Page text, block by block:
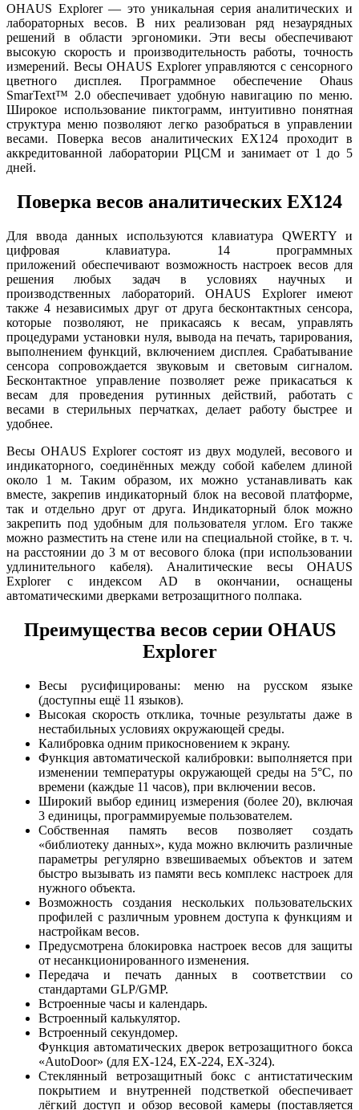
OHAUS Explorer — это уникальная серия аналитических и
лабораторных весов. В них реализован ряд незаурядных
решений в области эргономики. Эти весы обеспечивают
высокую скорость и производительность работы, точность
измерений. Весы OHAUS Explorer управляются с сенсорного
цветного дисплея. Программное обеспечение Ohaus
SmarText™ 2.0 обеспечивает удобную навигацию по меню.
Широкое использование пиктограмм, интуитивно понятная
структура меню позволяют легко разобраться в управлении
весами. Поверка весов аналитических EX124 проходит в
аккредитованной лаборатории РЦСМ и занимает от 1 до 5
дней.
Поверка весов аналитических EX124
Для ввода данных используются клавиатура QWERTY и
цифровая клавиатура. 14 программных
приложений обеспечивают возможность настроек весов для
решения любых задач в условиях научных и
производственных лабораторий. OHAUS Explorer имеют
также 4 независимых друг от друга бесконтактных сенсора,
которые позволяют, не прикасаясь к весам, управлять
процедурами установки нуля, вывода на печать, тарирования,
выполнением функций, включением дисплея. Срабатывание
сенсора сопровождается звуковым и световым сигналом.
Бесконтактное управление позволяет реже прикасаться к
весам для проведения рутинных действий, работать с
весами в стерильных перчатках, делает работу быстрее и
удобнее.
Весы OHAUS Explorer состоят из двух модулей, весового и
индикаторного, соединённых между собой кабелем длиной
около 1 м. Таким образом, их можно устанавливать как
вместе, закрепив индикаторный блок на весовой платформе,
так и отдельно друг от друга. Индикаторный блок можно
закрепить под удобным для пользователя углом. Его также
можно разместить на стене или на специальной стойке, в т. ч.
на расстоянии до 3 м от весового блока (при использовании
удлинительного кабеля). Аналитические весы OHAUS
Explorer
с индексом AD в окончании, оснащены
автоматическими дверками ветрозащитного полпака.
Преимущества весов серии OHAUS
Explorer
Весы русифицированы: меню на русском языке
(доступны ещё 11 языков).
Высокая скорость отклика, точные результаты даже в
нестабильных условиях окружающей среды.
Калибровка одним прикосновением к экрану.
Функция автоматической калибровки: выполняется при
изменении температуры окружающей среды на 5°C, по
времени (каждые 11 часов), при включении весов.
Широкий выбор единиц измерения (более 20), включая
3 единицы, программируемые пользователем.
Собственная память весов позволяет создать
«библиотеку данных», куда можно включить различные
параметры регулярно взвешиваемых объектов и затем
быстро вызывать из памяти весь комплекс настроек для
нужного объекта.
Возможность создания нескольких пользовательских
профилей с различным уровнем доступа к функциям и
настройкам весов.
Предусмотрена блокировка настроек весов для защиты
от несанкционированного изменения.
Передача и печать данных в соответствии со
стандартами GLP/GMP.
Встроенные часы и календарь.
Встроенный калькулятор.
Встроенный секундомер.
Функция автоматических дверок ветрозащитного бокса
«AutoDoor» (для EX-124, EX-224, EX-324).
Стеклянный ветрозащитный бокс с антистатическим
покрытием и внутренней подстветкой обеспечивает
лёгкий доступ и обзор весовой камеры (поставляется